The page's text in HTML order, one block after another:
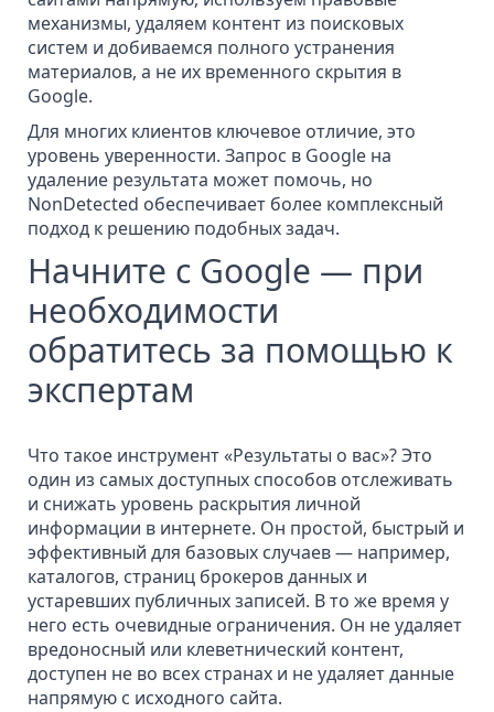
механизмы, удаляем контент из поисковых
систем и добиваемся полного устранения
материалов, а не их временного скрытия в
Google.
Для многих клиентов ключевое отличие, это
уровень уверенности. Запрос в Google на
удаление результата может помочь, но
NonDetected обеспечивает более комплексный
подход к решению подобных задач.
Начните с Google — при
необходимости
обратитесь за помощью к
экспертам
Что такое инструмент «Результаты о вас»? Это
один из самых доступных способов отслеживать
и снижать уровень раскрытия личной
информации в интернете. Он простой, быстрый и
эффективный для базовых случаев — например,
каталогов, страниц брокеров данных и
устаревших публичных записей. В то же время у
него есть очевидные ограничения. Он неудаляет
вредоносный или клеветнический контент,
доступен не во всех странах и не удаляет данные
напрямую с исходного сайта.